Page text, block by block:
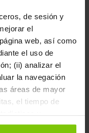
de sesión y
el
web, así como
el uso de
(ii) analizar el
la navegación
áreas de mayor
el tiempo de
y
publicitarios de
ONLINE
se publica un
12-10-2026
€